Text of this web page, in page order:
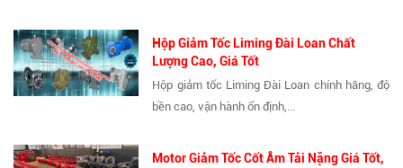
Hộp Giảm Tốc Liming Đài Loan Chất
Lượng Cao, Giá Tốt
Hộp giảm tốc Liming Đài Loan chính hãng, độ
bền cao, vận hành ổn định,...
Motor Giảm Tốc Cốt Âm Tải Nặng Giá Tốt,